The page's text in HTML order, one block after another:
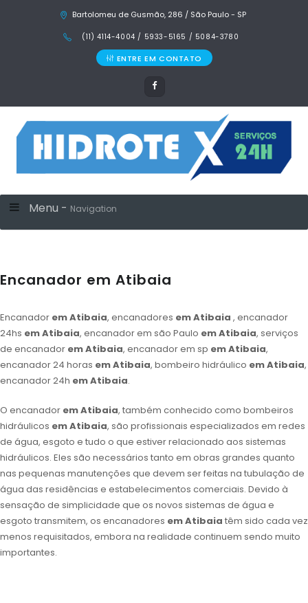
Bartolomeu de Gusmão, 286 / São Paulo - SP
(11) 4114-4004 / 5933-5165 / 5084-3780
ENTRE EM CONTATO
Menu - Navigation
Encanador em Atibaia
Encanador em Atibaia, encanadores em Atibaia , encanador
24hs em Atibaia, encanador em são Paulo em Atibaia, serviços
de encanador em Atibaia, encanador em sp em Atibaia,
encanador 24 horas em Atibaia, bombeiro hidráulico em Atibaia,
encanador 24h em Atibaia.
O encanador em Atibaia, também conhecido como bombeiros
hidráulicos em Atibaia, são profissionais especializados em redes
de água, esgoto e tudo o que estiver relacionado aos sistemas
hidráulicos. Eles são necessários tanto em obras grandes quanto
nas pequenas manutenções que devem ser feitas na tubulação de
água das residências e estabelecimentos comerciais. Devido à
sensação de simplicidade que os novos sistemas de água e
esgoto transmitem, os encanadores em Atibaia têm sido cada vez
menos requisitados, embora na realidade continuem sendo muito
importantes.